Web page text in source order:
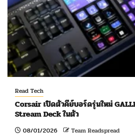
Read Tech
Corsair เปิดตัวคีย์บอร์ดรุ่นใหม่
Stream Deck ในตัว
08/01/2026 Team Readspread